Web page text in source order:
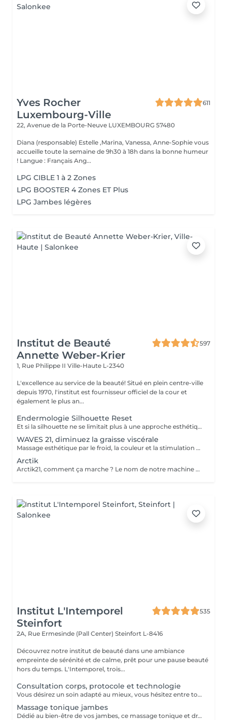
Yves Rocher
Luxembourg-Ville
611
22, Avenue de la Porte-Neuve LUXEMBOURG 57480
Diana (responsable) Estelle ,Marina, Vanessa, Anne-Sophie vous
accueille toute la semaine de 9h30 à 18h dans la bonne humeur
! Langue : Français Ang...
LPG CIBLE 1 à 2 Zones
LPG BOOSTER 4 Zones ET Plus
LPG Jambes légères
Institut de Beauté
Annette Weber-Krier
597
1, Rue Philippe II Ville-Haute L-2340
L'excellence au service de la beauté! Situé en plein centre-ville
depuis 1970, l'institut est fournisseur officiel de la cour et
également le plus an...
Endermologie Silhouette Reset
Et si la silhouette ne se limitait plus à une approche esthétique, mais s'envisageait à travers le prisme du bien-être global ? Avec Silhouette Reset, LPG® dévoile un nouveau soin signature endermologie® qui réinvente les codes de la minceur en intégrant pleinement les interactions corps-esprit. Conçu comme un véritable reset corporel, ce protocole de 55 minutes agit sur les tensions nerveuses, stimule les circulations et accompagne la libération des déséquilibres liés au stress, au sommeil et à la digestion. Dans un contexte où ces facteurs influencent directement l'harmonie corporelle, le soin vise à restaurer un fonctionnement physiologique plus fluide et équilibré. Au cur du protocole, la technologie CELLU M6 INFINITY® s'associe à un modelage manuel expert, créant une synergie entre stimulation mécanique de précision et approche sensorielle. Cette double action permet une prise en charge à la fois ciblée et globale des tissus et des volumes. Fruit de plus de 40 ans d'expertise, Silhouette Reset illustre l'émergence d'une nouvelle esthétique thérapeutique : une minceur qui n'est plus une finalité isolée, mais la conséquence visible d'un mieux-être profond et durable. Disponible exclusivement dans les centres équipés CELLU M6 INFINITY®, le nouveau soin Silhouette Reset est à découvrir dès maintenant.
WAVES 21, diminuez la graisse viscérale
Massage esthétique par le froid, la couleur et la stimulation métamérique Une toute nouvelle méthodologie dans le domaine esthétique: la stimulation métamérique associée au traitement à froid avec LED VIOLET et ROUGE. Stimulation métamérique Deux pièces à main, à puissance réglable, sont utilisées pour effectuer une stimulation en forme d'onde sinusoïdale. Le courant électrique est généré avec des fréquences particulières qui correspondent aux fréquences bêta et gamma. Métamères Les métamères sont 11 bandes musculaires situées sur le dos, chacune étant liée à une région d'innervation particulière. Liée au métamère lui-même, grâce au système nerveux, il y a une zone réflexe qui correspond à un organe ou à un groupe d'organes. L'instabilité d'un organe interne se reflète sur le fascia correspondant sous forme de tension cutanée, musculaire, inesthétisme. Objectif Stimuler les métamères pour créer, à travers le système nerveux, des actions visant à la restauration et à l'équilibre de certaines activités corporelles et conduire, en conséquence, à l'amélioration et à la réduction de l'inesthétisme. Traitement par le froid et couleurs Une grande surface, un froid diffus et agréable sur tout le corps. Deux pièces à main sont disponibles: à l'intérieur de la première pièce à main, il y a une seule couleur: le violet, à l'intérieur de la seconde est le rouge. Le Violet Facilite l'équilibre entre le sodium et le potassium au niveau cellulaire Détend et décompresse les nerfs et les muscles Stimule le système lymphatique et le retour veineux Diminue le sens de l'anxiété Le Rouge Renforce les muscles Hydrate la peau Stimule les défenses Waves 21 s'ajoute à la gamme des dispositifs présents en complétant les possibilités de travail, car, en plus de l'utilisation d'une technologie déjà connue et fonctionnant comme le traitement par le froid et les effets des couleurs, Un traitement unique a été ajouté qui travaille avec une forme d'onde bien reconnue par notre corps et avec des fréquences particulières, en synergie avec les fréquences émises par notre corps pendant les différentes activités quotidiennes. Le bien-être ne sera donc pas seulement constaté au niveau physique sur la zone où l'inesthétisme est présent mais aussi au niveau énergétique, avec une forte perception d'un rééquilibrage interne qui améliorera et renforcera jour après jour toutes les fonctions corporelles. L'action combinée des deux techniques nous permet d'obtenir des résultats visibles et tangibles dès la première application, de manière confortable et non invasive.
Arctik
Arctik21, comment ça marche ? Le nom de notre machine est particulièrement représentatif de son fonctionnement. Il provient du cercle polaire arctique, le seul endroit au monde où deux grands phénomènes naturels se côtoient malgré leur caractère opposé : le soleil de minuit et les glaces éternelles. De la même manière, lArctik21 allie le chaud et le froid en associant des infrarouges et une température pouvant aller jusquà -20° C. Dans quels traitements esthétiques lArctik21 intervient ? Les effets de notre machine sont particulièrement visibles lors des traitements esthétiques suivants : Adiposité localisée-Cellulite-Drainage lymphatique et veineux-Remodelage et tonification-Vieillissement prématuré de la peau-Vergetures-Relâchement des tissus- Actions: Atténuer les sensations de mal-être-Réduire les gonflements-Bloquer les impulsions nerveuses désagréables provenant des articulations et des muscles- Induire une vidange progressive des cellules adipeuses par induction du processus dapoptose, avec un effet de remodelage local et lélimination des lipides dans la zone traitée Améliorer les capillaires, lhypoderme, le derme et la musculature grâce à lélimination des résidus métaboliques et du stress accumulé Stimuler laction des fibroblastes en augmentant la synthèse reproductive de nouvelles fibres de collagène et délastine, avec une augmentation évidente de la densité dermique et un raffermissement cutané progressif
Institut L'Intemporel
Steinfort
535
2A, Rue Ermesinde (Pall Center) Steinfort L-8416
Découvrez notre institut de beauté dans une ambiance
empreinte de sérénité et de calme, prêt pour une pause beauté
hors du temps. L'Intemporel, trois...
Consultation corps, protocole et technologie
Vous désirez un soin adapté au mieux, vous hésitez entre toutes nos techniques, machines et protocoles divers. Nous avons donc mis en place ce moment privilégié avec une esthéticienne, qui vous écoutera et répondra à vos attentes en vous conseillant au mieux. Les 25€ de la consultation vous seront déduits de votre soin si vous prenez rdv .
Massage tonique jambes
Dédié au bien-être de vos jambes, ce massage tonique et drainant vous procure une délicieuse sensation de légèreté.